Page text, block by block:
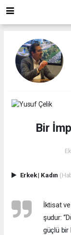
Bir
Erkek| Kadın
İktisat
şudur:
güçlü bir